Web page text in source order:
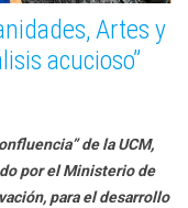
Artes y
acucioso”
de la UCM,
por el Ministerio de
para el desarrollo